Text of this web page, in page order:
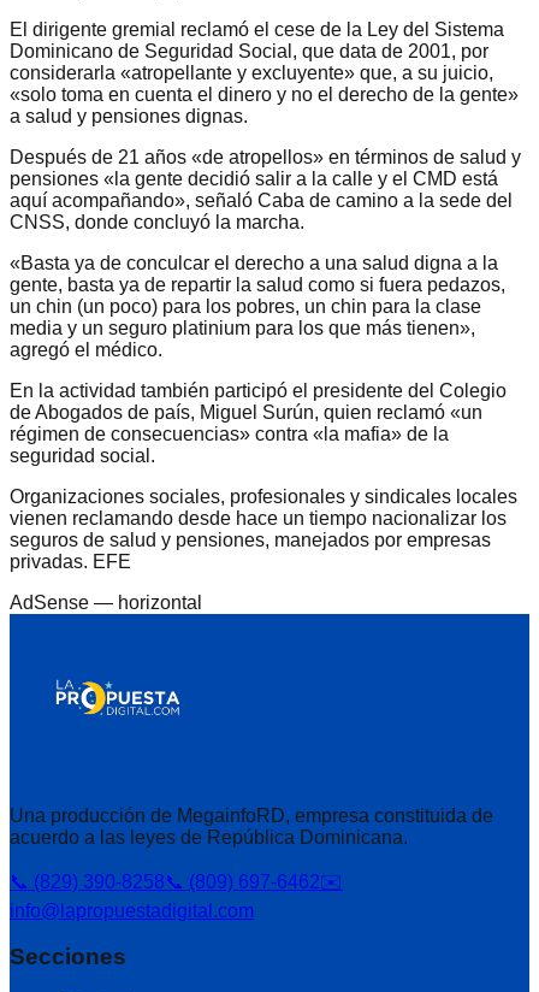
El dirigente gremial reclamó el cese de la Ley del Sistema
Dominicano de Seguridad Social, que data de 2001, por
considerarla «atropellante y excluyente» que, a su juicio,
«solo toma en cuenta el dinero y no el derecho de la gente»
a salud y pensiones dignas.
Después de 21 años «de atropellos» en términos de salud y
pensiones «la gente decidió salir a la calle y el CMD está
aquí acompañando», señaló Caba de camino a la sede del
CNSS, donde concluyó la marcha.
«Basta ya de conculcar el derecho a una salud digna a la
gente, basta ya de repartir la salud como si fuera pedazos,
un chin (un poco) para los pobres, un chin para la clase
media y un seguro platinium para los que más tienen»,
agregó el médico.
En la actividad también participó el presidente del Colegio
de Abogados de país, Miguel Surún, quien reclamó «un
régimen de consecuencias» contra «la mafia» de la
seguridad social.
Organizaciones sociales, profesionales y sindicales locales
vienen reclamando desde hace un tiempo nacionalizar los
seguros de salud y pensiones, manejados por empresas
privadas. EFE
AdSense — horizontal
Una producción de MegainfoRD, empresa constituida de
acuerdo a las leyes de República Dominicana.
📞 (829) 390-8258📞 (809) 697-6462✉️
info@lapropuestadigital.com
Secciones